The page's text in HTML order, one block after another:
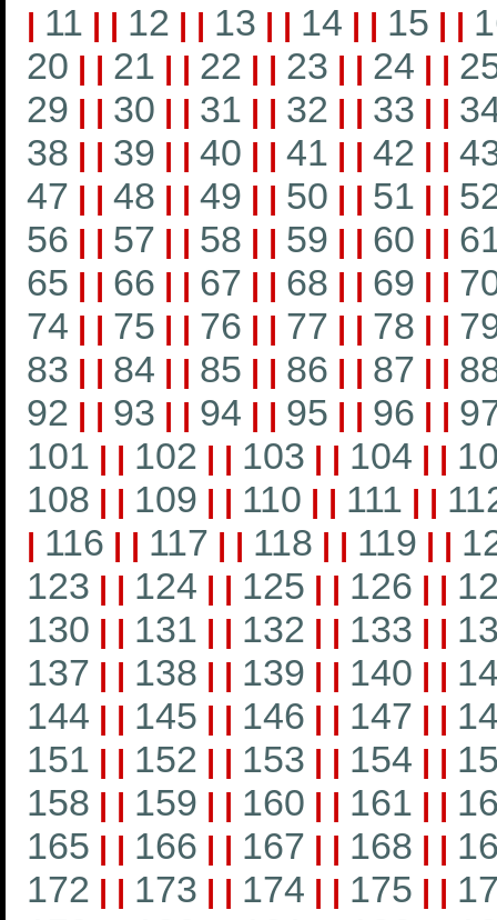
| 11 | | 12 | | 13 | | 14 | | 15 | |
20 | | 21 | | 22 | | 23 | | 24 | |
29 | | 30 | | 31 | | 32 | | 33 | |
38 | | 39 | | 40 | | 41 | | 42 | |
47 | | 48 | | 49 | | 50 | | 51 | |
56 | | 57 | | 58 | | 59 | | 60 | |
65 | | 66 | | 67 | | 68 | | 69 | |
74 | | 75 | | 76 | | 77 | | 78 | |
83 | | 84 | | 85 | | 86 | | 87 | |
92 | | 93 | | 94 | | 95 | | 96 | |
101 | | 102 | | 103 | | 104 | |
108 | | 109 | | 110 | | 111 | |
| 116 | | 117 | | 118 | | 119 | |
123 | | 124 | | 125 | | 126 | |
130 | | 131 | | 132 | | 133 | |
137 | | 138 | | 139 | | 140 | |
144 | | 145 | | 146 | | 147 | |
151 | | 152 | | 153 | | 154 | |
158 | | 159 | | 160 | | 161 | |
165 | | 166 | | 167 | | 168 | |
172 | | 173 | | 174 | | 175 | |